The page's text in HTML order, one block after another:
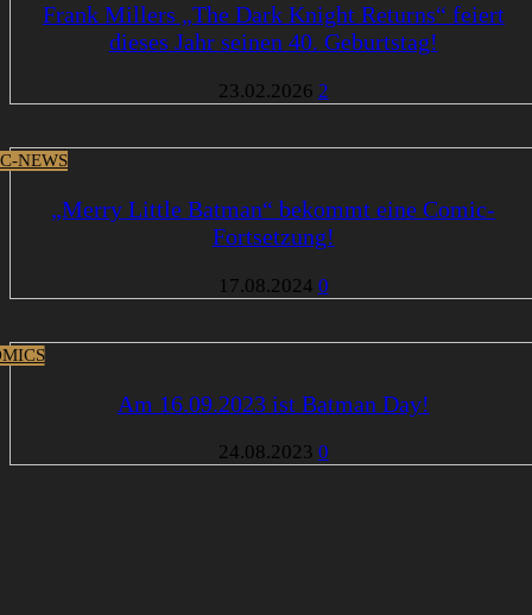
Frank Millers „The Dark Knight Returns“ feiert
dieses Jahr seinen 40. Geburtstag!
23.02.2026 2
NEWS
„Merry Little Batman“ bekommt eine Comic-
Fortsetzung!
17.08.2024 0
Am 16.09.2023 ist Batman Day!
24.08.2023 0